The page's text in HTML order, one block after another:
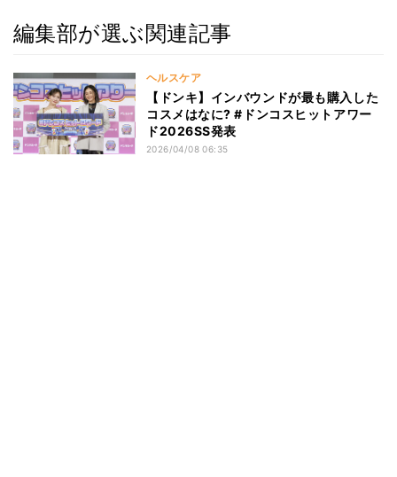
編集部が選ぶ関連記事
ヘルスケア
【ドンキ】インバウンドが最も購入した
コスメはなに? #ドンコスヒットアワー
ド2026SS発表
2026/04/08 06:35